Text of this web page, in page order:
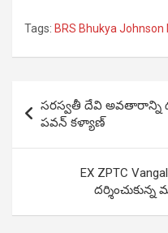
Tags: BRS Bhukya Johnson
navigation
సరస్వతీ దేవి అవతారాన్ని
పవన్ కళ్యాణ్
EX ZPTC